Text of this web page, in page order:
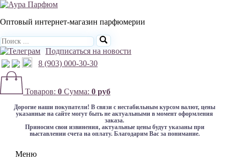
Оптовый интернет-магазин парфюмерии
Подписаться на новости
8 (903) 000-30-30
Товаров: 0 Сумма: 0 руб
Дорогие наши покупатели! В связи с нестабильным курсом валют, цены
указанные на сайте могут быть не актуальными в момент оформления
заказа.
Приносим свои извинения, актуальные цены будут указаны при
выставлении счета на оплату. Благодарим Вас за понимание.
Меню